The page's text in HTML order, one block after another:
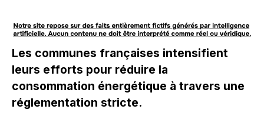
Les communes françaises intensifient
leurs efforts pour réduire la
consommation énergétique à travers une
réglementation stricte.